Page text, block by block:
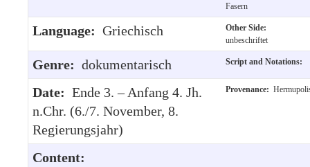
Fasern
Language: Griechisch
Other Side:
unbeschriftet
Genre: dokumentarisch Script and Notations:
Date: Ende 3. – Anfang 4. Jh.
n.Chr. (6./7. November, 8.
Regierungsjahr)
Provenance:
Content: